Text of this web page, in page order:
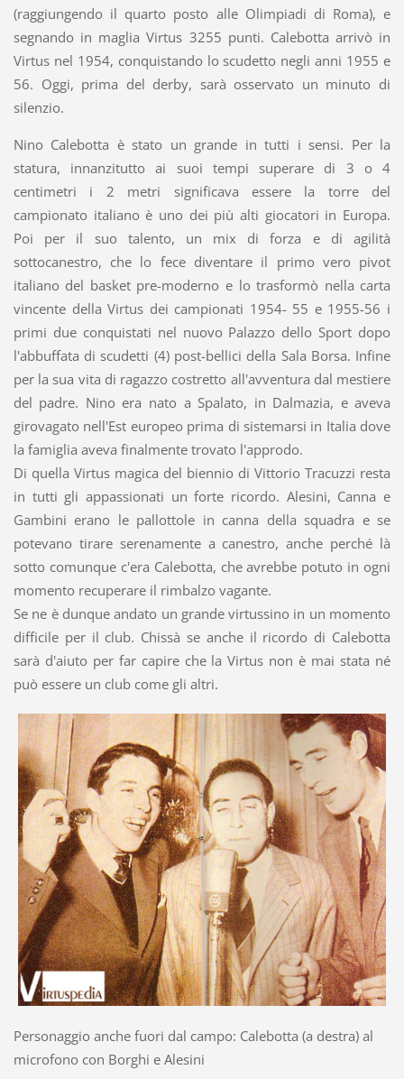
(raggiungendo il quarto posto alle Olimpiadi di Roma), e
segnando in maglia Virtus 3255 punti. Calebotta arrivò in
Virtus nel 1954, conquistando lo scudetto negli anni 1955 e
56. Oggi, prima del derby, sarà osservato un minuto di
silenzio.
Nino Calebotta è stato un grande in tutti i sensi. Per la
statura, innanzitutto ai suoi tempi superare di 3 o 4
centimetri i 2 metri significava essere la torre del
campionato italiano è uno dei più alti giocatori in Europa.
Poi per il suo talento, un mix di forza e di agilità
sottocanestro, che lo fece diventare il primo vero pivot
italiano del basket pre-moderno e lo trasformò nella carta
vincente della Virtus dei campionati 1954- 55 e 1955-56 i
primi due conquistati nel nuovo Palazzo dello Sport dopo
l'abbuffata di scudetti (4) post-bellici della Sala Borsa. Infine
per la sua vita di ragazzo costretto all'avventura dal mestiere
del padre. Nino era nato a Spalato, in Dalmazia, e aveva
girovagato nell'Est europeo prima di sistemarsi in Italia dove
la famiglia aveva finalmente trovato l'approdo.
Di quella Virtus magica del biennio di Vittorio Tracuzzi resta
in tutti gli appassionati un forte ricordo. Alesini, Canna e
Gambini erano le pallottole in canna della squadra e se
potevano tirare serenamente a canestro, anche perché là
sotto comunque c'era Calebotta, che avrebbe potuto in ogni
momento recuperare il rimbalzo vagante.
Se ne è dunque andato un grande virtussino in un momento
difficile per il club. Chissà se anche il ricordo di Calebotta
sarà d'aiuto per far capire che la Virtus non è mai stata né
può essere un club come gli altri.
Personaggio anche fuori dal campo: Calebotta (a destra) al
microfono con Borghi e Alesini